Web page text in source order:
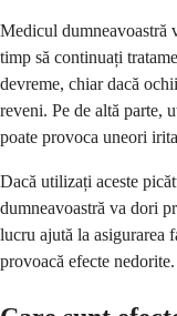
Medicul dumneavoastră
timp să continuați
devreme, chiar dacă
reveni. Pe de altă parte,
poate provoca uneori
Dacă utilizați aceste
dumneavoastră va dori
lucru ajută la asigurarea
provoacă efecte nedorite.